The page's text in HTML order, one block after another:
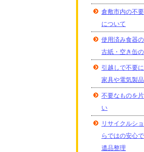
倉敷市内の不
について
使用済み食器
古紙・空き缶
引越しで不要
家具や電気製品
不要なものを
い
リサイクルシ
らではの安心
遺品整理